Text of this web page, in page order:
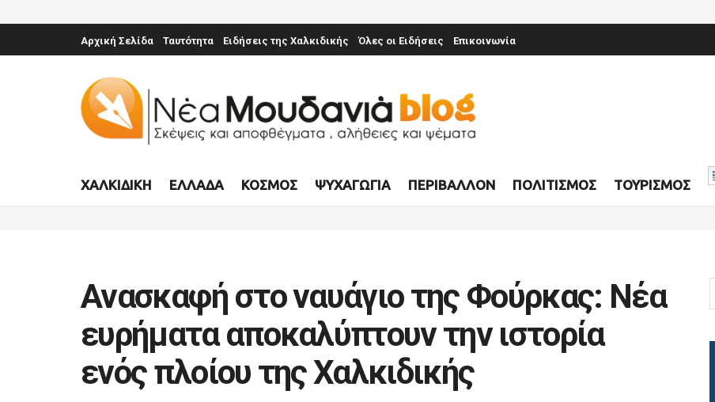
Αρχική Σελίδα Ταυτότητα Ειδήσεις της Χαλκιδικής Όλες οι Ειδήσεις Επικοινωνία
ΧΑΛΚΙΔΙΚΉ ΕΛΛΆΔΑ ΚΌΣΜΟΣ ΨΥΧΑΓΩΓΊΑ ΠΕΡΙΒΆΛΛΟΝ ΠΟΛΙΤΙΣΜΌΣ ΤΟΥΡΙΣΜΌΣ
Ανασκαφή στο ναυάγιο της Φούρκας: Νέα
ευρήματα αποκαλύπτουν την ιστορία
ενός πλοίου της Χαλκιδικής